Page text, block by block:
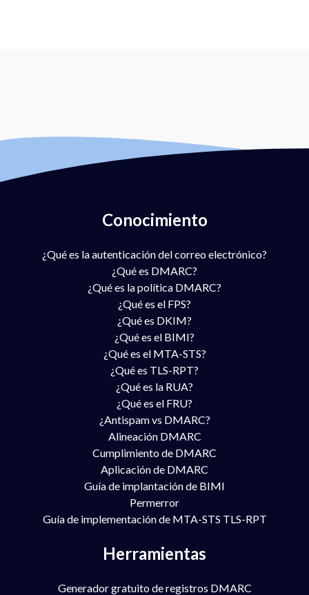
Conocimiento
¿Qué es la autenticación del correo electrónico?
¿Qué es DMARC?
¿Qué es la política DMARC?
¿Qué es el FPS?
¿Qué es DKIM?
¿Qué es el BIMI?
¿Qué es el MTA-STS?
¿Qué es TLS-RPT?
¿Qué es la RUA?
¿Qué es el FRU?
¿Antispam vs DMARC?
Alineación DMARC
Cumplimiento de DMARC
Aplicación de DMARC
Guía de implantación de BIMI
Permerror
Guía de implementación de MTA-STS TLS-RPT
Herramientas
Generador gratuito de registros DMARC